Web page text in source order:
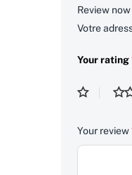
Review
Votre
Your rating
Your review